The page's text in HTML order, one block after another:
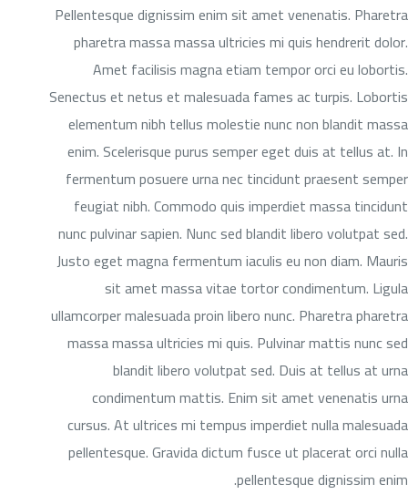
Pellentesque dignissim enim sit amet venenatis. Pharetra
pharetra massa massa ultricies mi quis hendrerit dolor.
Amet facilisis magna etiam tempor orci eu lobortis.
Senectus et netus et malesuada fames ac turpis. Lobortis
elementum nibh tellus molestie nunc non blandit massa
enim. Scelerisque purus semper eget duis at tellus at. In
fermentum posuere urna nec tincidunt praesent semper
feugiat nibh. Commodo quis imperdiet massa tincidunt
nunc pulvinar sapien. Nunc sed blandit libero volutpat sed.
Justo eget magna fermentum iaculis eu non diam. Mauris
sit amet massa vitae tortor condimentum. Ligula
ullamcorper malesuada proin libero nunc. Pharetra pharetra
massa massa ultricies mi quis. Pulvinar mattis nunc sed
blandit libero volutpat sed. Duis at tellus at urna
condimentum mattis. Enim sit amet venenatis urna
cursus. At ultrices mi tempus imperdiet nulla malesuada
pellentesque. Gravida dictum fusce ut placerat orci nulla
pellentesque dignissim enim.